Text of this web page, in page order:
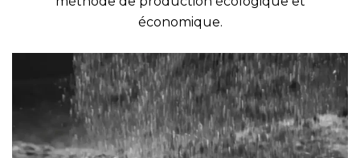
économique.